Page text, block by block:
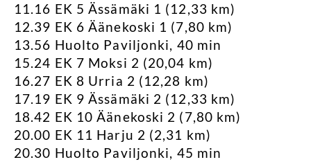
11.16 EK 5 Ässämäki 1 (12,33 km)
12.39 EK 6 Äänekoski 1 (7,80 km)
13.56 Huolto Paviljonki, 40 min
15.24 EK 7 Moksi 2 (20,04 km)
16.27 EK 8 Urria 2 (12,28 km)
17.19 EK 9 Ässämäki 2 (12,33 km)
18.42 EK 10 Äänekoski 2 (7,80 km)
20.00 EK 11 Harju 2 (2,31 km)
20.30 Huolto Paviljonki, 45 min